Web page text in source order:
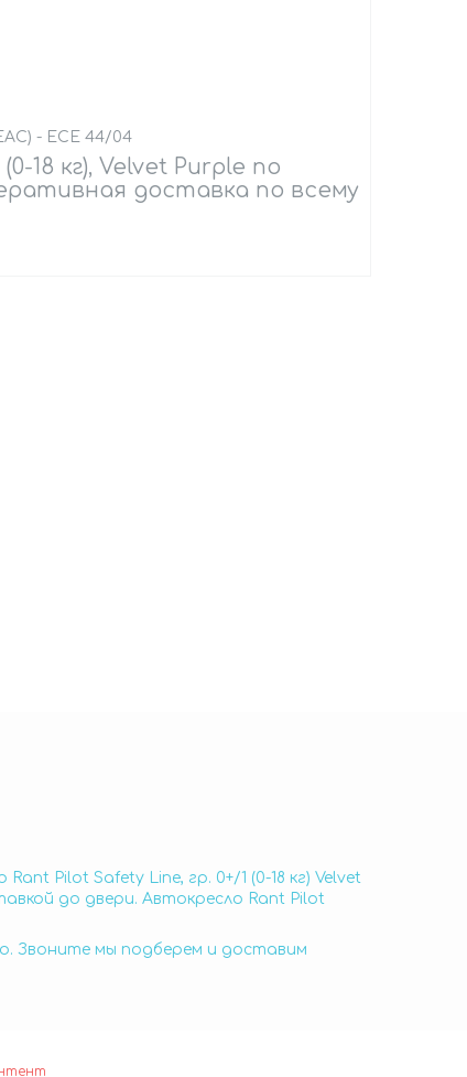
- ECE 44/04
18 кг), Velvet Purple по
доставка по всему
Pilot Safety Line, гр. 0+/1 (0-18 кг) Velvet
до двери. Автокресло Rant Pilot
Звоните мы подберем и доставим